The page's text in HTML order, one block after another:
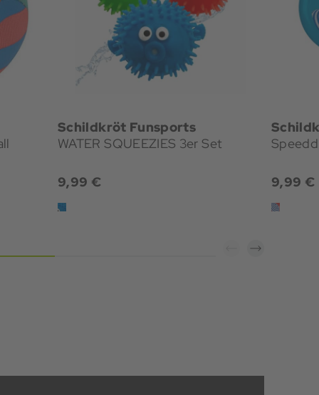
Schildkröt Funsports
WATER SQUEEZIES 3er Set
9,99 € 9,99 €